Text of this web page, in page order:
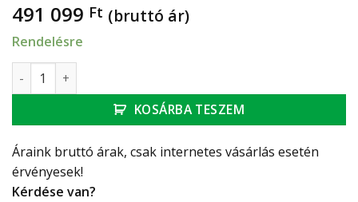
491 099 Ft (bruttó ár)
Rendelésre
Grundfos MAGNA3 32-120 keringető szivattyú mennyiség
KOSÁRBA TESZEM
Áraink bruttó árak, csak internetes vásárlás esetén
érvényesek!
Kérdése van?